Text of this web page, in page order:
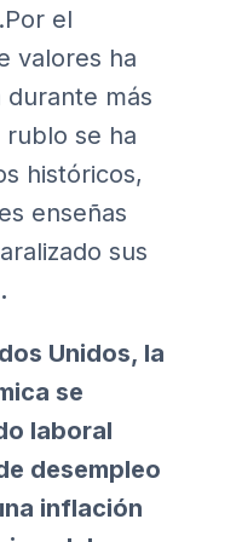
el
valores ha
más
rublo se ha
históricos,
enseñas
sus
.
Unidos, la
se
laboral
desempleo
inflación